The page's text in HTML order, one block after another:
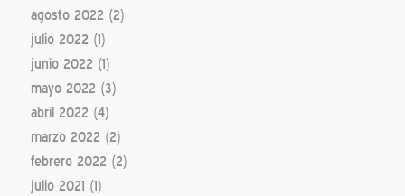
agosto 2022 (2)
julio 2022 (1)
junio 2022 (1)
mayo 2022 (3)
abril 2022 (4)
marzo 2022 (2)
febrero 2022 (2)
julio 2021 (1)